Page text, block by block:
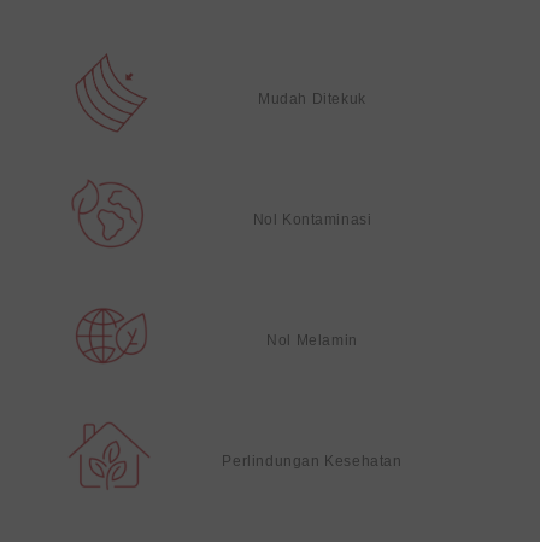
Mudah Ditekuk
Nol Kontaminasi
Nol Melamin
Perlindungan Kesehatan